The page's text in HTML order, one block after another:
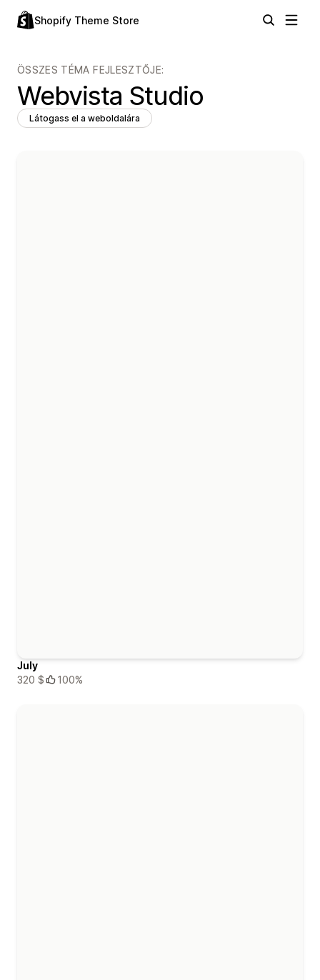
Shopify Theme Store
ÖSSZES TÉMA FEJLESZTŐJE:
Webvista Studio
Látogass el a weboldalára
July
320 $
100%